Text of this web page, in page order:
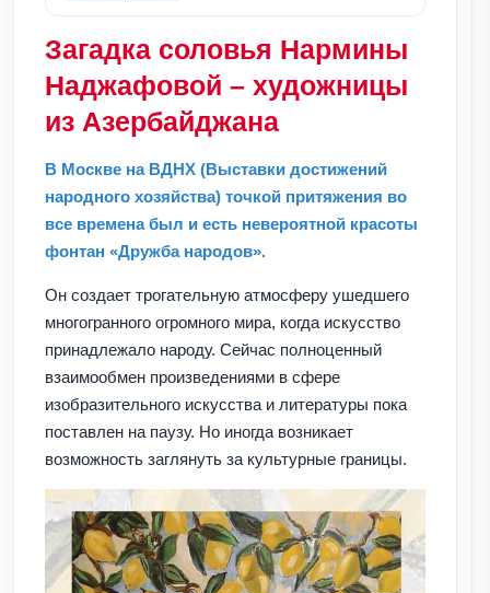
Загадка соловья Нармины
Наджафовой – художницы
из Азербайджана
В Москве на ВДНХ (Выставки достижений
народного хозяйства) точкой притяжения во
все времена был и есть невероятной красоты
фонтан «Дружба народов».
Он создает трогательную атмосферу ушедшего
многогранного огромного мира, когда искусство
принадлежало народу. Сейчас полноценный
взаимообмен произведениями в сфере
изобразительного искусства и литературы пока
поставлен на паузу. Но иногда возникает
возможность заглянуть за культурные границы.